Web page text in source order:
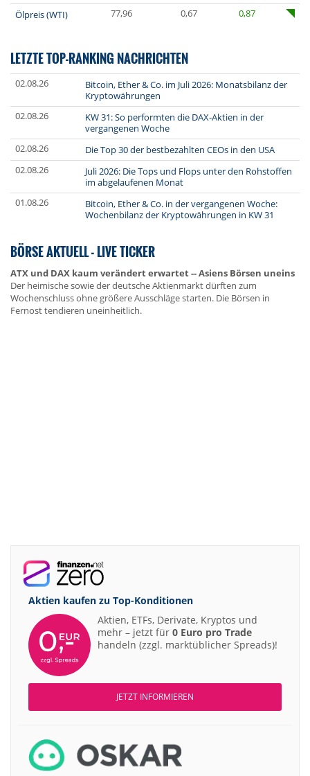
Ölpreis (WTI)
77,96 0,67 0,87
LETZTE TOP-RANKING NACHRICHTEN
02.08.26
Bitcoin, Ether & Co. im Juli 2026: Monatsbilanz der
Kryptowährungen
02.08.26
KW 31: So performten die DAX-Aktien in der
vergangenen Woche
02.08.26
Die Top 30 der bestbezahlten CEOs in den USA
02.08.26
Juli 2026: Die Tops und Flops unter den Rohstoffen
im abgelaufenen Monat
01.08.26
Bitcoin, Ether & Co. in der vergangenen Woche:
Wochenbilanz der Kryptowährungen in KW 31
BÖRSE AKTUELL - LIVE TICKER
ATX und DAX kaum verändert erwartet -- Asiens Börsen uneins
Der heimische sowie der deutsche Aktienmarkt dürften zum
Wochenschluss ohne größere Ausschläge starten. Die Börsen in
Fernost tendieren uneinheitlich.
Aktien kaufen zu Top-Konditionen
Aktien, ETFs, Derivate, Kryptos und
mehr – jetzt für 0 Euro pro Trade
handeln (zzgl. marktüblicher Spreads)!
JETZT INFORMIEREN